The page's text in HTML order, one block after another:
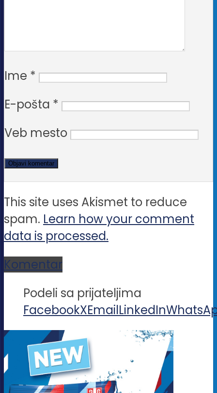
Ime *
E-pošta *
Veb mesto
This site uses Akismet to reduce
spam. Learn how your comment
data is processed.
Komentar
Podeli sa prijateljima
FacebookXEmailLinkedIn